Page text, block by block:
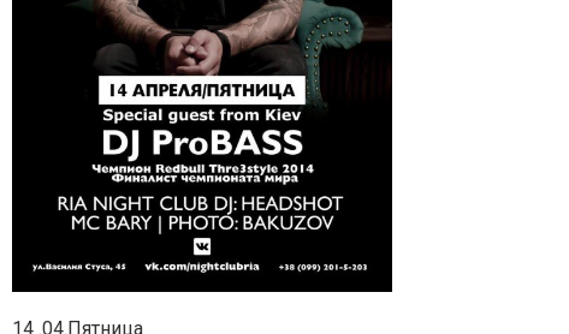
14 .04.Пятница